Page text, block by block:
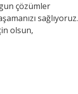
çözümler
sağlıyoruz.
olsun,